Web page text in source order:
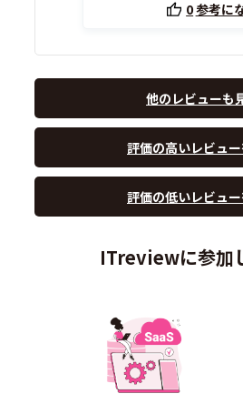
0参考に
他のレビューも
評価の高いレビュ
評価の低いレビュ
ITreviewに参加